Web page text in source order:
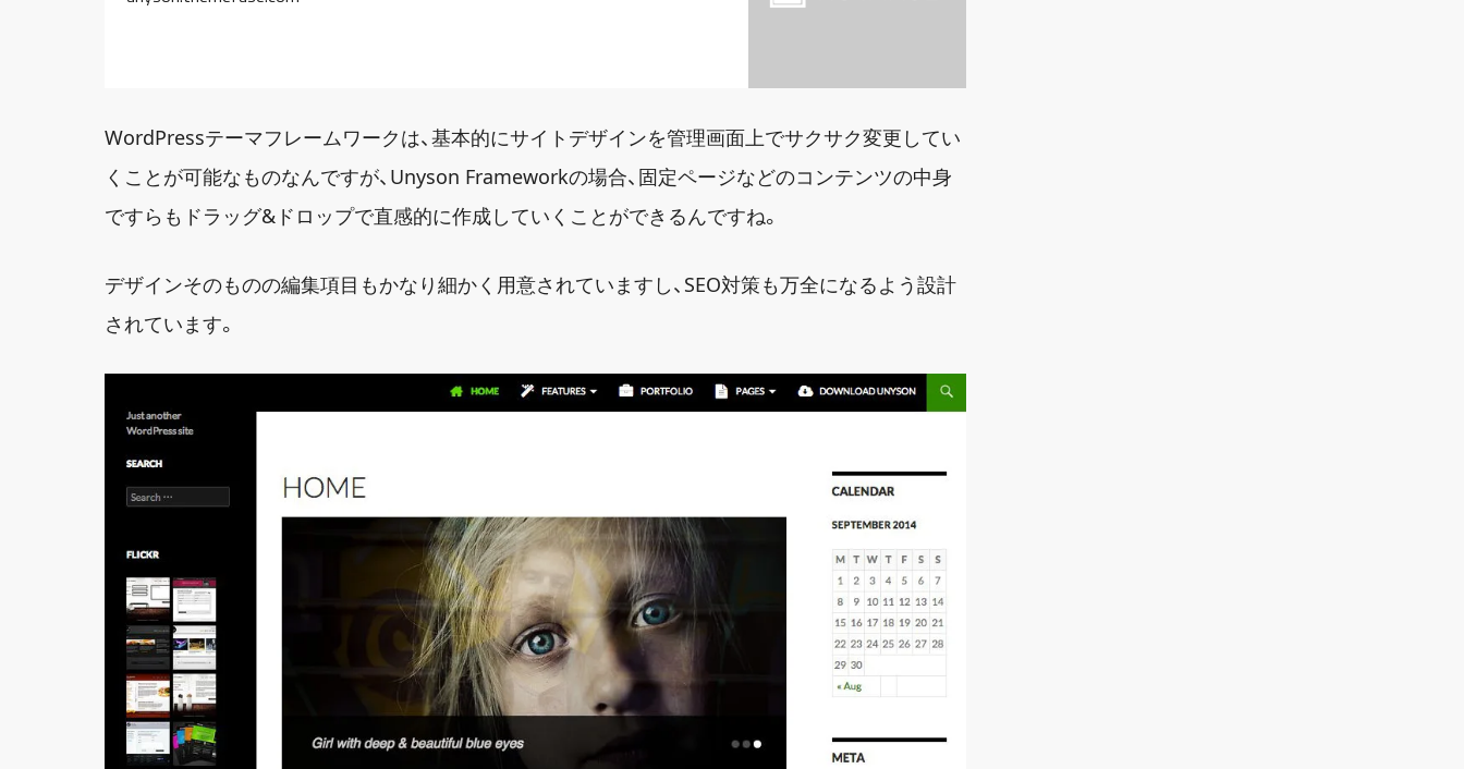
WordPressテーマフレームワークは、基本的にサイトデザインを管理画面上でサクサク変更してい
くことが可能なものなんですが、Unyson Frameworkの場合、固定ページなどのコンテンツの中身
ですらもドラッグ&ドロップで直感的に作成していくことができるんですね。
デザインそのものの編集項目もかなり細かく用意されていますし、SEO対策も万全になるよう設計
されています。